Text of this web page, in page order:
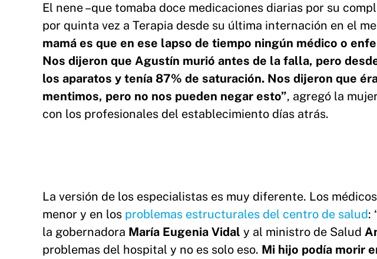
El nene –que tomaba doce medicaciones diarias por su
por quinta vez a Terapia desde su última internación en el
mamá es que en ese lapso de tiempo ningún médico o
Nos dijeron que Agustín murió antes de la falla, pero
los aparatos y tenía 87% de saturación. Nos dijeron que
mentimos, pero no nos pueden negar esto”, agregó la
con los profesionales del establecimiento días atrás.
La versión de los especialistas es muy diferente. Los
menor y en los problemas estructurales del centro de salud:
la gobernadora María Eugenia Vidal y al ministro de Salud
problemas del hospital y no es solo eso. Mi hijo podía morir